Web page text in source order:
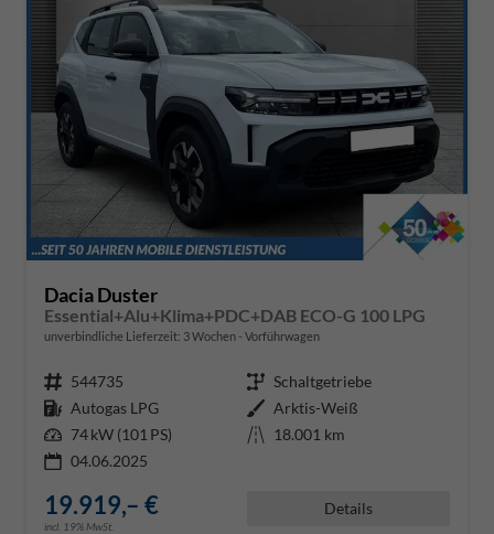
Dacia Duster
Essential+Alu+Klima+PDC+DAB ECO-G 100 LPG
unverbindliche Lieferzeit: 3 Wochen Vorführwagen
Fahrzeugnr. 544735 Getriebe Schaltgetriebe
Kraftstoff Autogas LPG Außenfarbe Arktis-Weiß
Leistung 74 kW (101 PS) Kilometerstand 18.001 km
04.06.2025
19.919,– €
incl. 19% MwSt.
Details